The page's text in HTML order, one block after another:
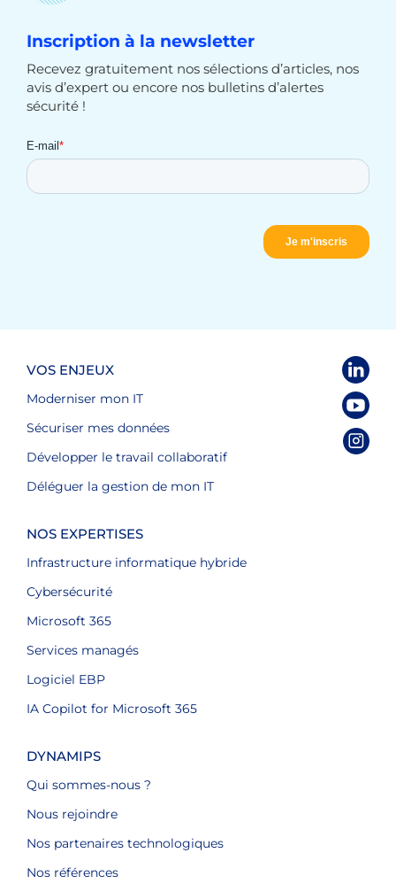
Inscription à la newsletter
Recevez gratuitement nos sélections d’articles, nos
avis d’expert ou encore nos bulletins d’alertes
sécurité !
VOS ENJEUX
Moderniser mon IT
Sécuriser mes données
Développer le travail collaboratif
Déléguer la gestion de mon IT
NOS EXPERTISES
Infrastructure informatique hybride
Cybersécurité
Microsoft 365
Services managés
Logiciel EBP
IA Copilot for Microsoft 365
DYNAMIPS
Qui sommes-nous ?
Nous rejoindre
Nos partenaires technologiques
Nos références